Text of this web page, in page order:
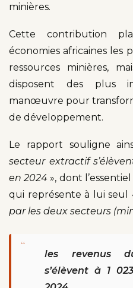
minières.
Cette contribution
économies africaines les
ressources minières,
disposent des plus
manœuvre pour
de développement.
Le rapport souligne
secteur extractif
en 2024 », dont
qui représente à lui seul
par les deux secteurs
“
les revenus
s’élèvent à 1